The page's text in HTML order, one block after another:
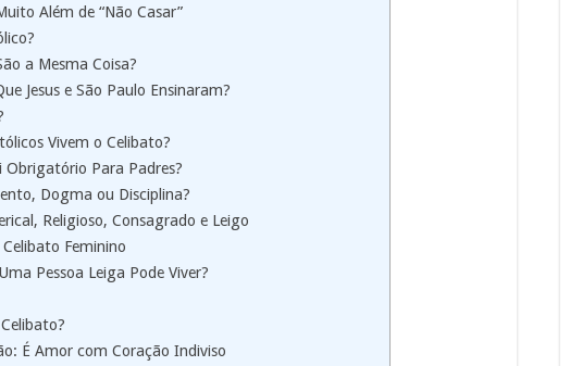
Além de “Não Casar”
a Mesma Coisa?
Jesus e São Paulo Ensinaram?
Vivem o Celibato?
Obrigatório Para Padres?
Dogma ou Disciplina?
Religioso, Consagrado e Leigo
Feminino
Pessoa Leiga Pode Viver?
É Amor com Coração Indiviso